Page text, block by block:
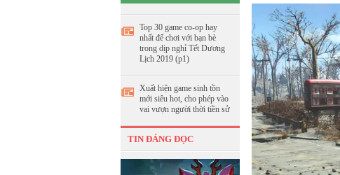
Top 30 game co-op hay
nhất để chơi với bạn bè
trong dịp nghỉ Tết Dương
Lịch 2019 (p1)
Xuất hiện game sinh tồn
mới siêu hot, cho phép vào
vai vượn người thời tiền sử
TIN ĐÁNG ĐỌC